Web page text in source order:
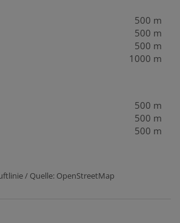
500 m
500 m
500 m
1000 m
500 m
500 m
500 m
/ Quelle: OpenStreetMap